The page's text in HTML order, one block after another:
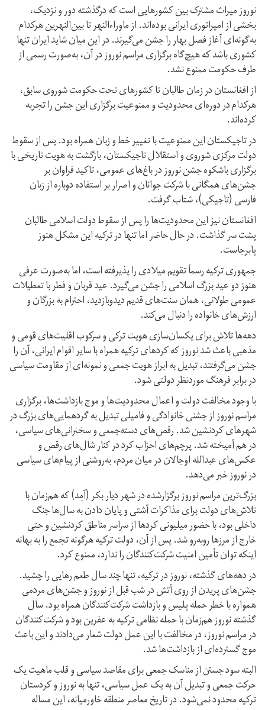
نوروز میراث مشترک بین کشورهایی است که درگذشته‌ دور و نزدیک،
بخشی از امپراتوری ایرانی بوده‌اند. از ماوراءالنهر تا بین‌النهرین هرکدام
به‌گونه‌ای آغاز فصل بهار را جشن می‌گیرند. در این میان شاید ایران تنها
کشوری باشد که هیچ‌گاه برگزاری مراسم نوروز در آن، به‌صورت رسمی از
طرف حکومت ممنوع نشد.
از افغانستان در زمان طالبان تا کشورهای تحت حکومت شوروی سابق،
هرکدام در دوره‌ای محدودیت و ممنوعیت برگزاری این جشن را تجربه
کرده‌اند.
در تاجیکستان این ممنوعیت با تغییر خط و زبان همراه بود. پس از سقوط
دولت مرکزی شوروی و استقلال تاجیکستان، بازگشت به هویت تاریخی با
برگزاری باشکوه جشن نوروز در باغ‌های عمومی، تاکید فراوان بر
جشن‌های همگانی با شرکت جوانان و اصرار بر استفاده دوباره از زبان
فارسی (تاجیکی)، شتاب گرفت.
افغانستان نیز این محدودیت‌ها را پس از سقوط دولت اسلامی طالبان
پشت سر گذاشت. در حال حاضر اما تنها در ترکیه این مشکل هنوز
پابرجاست.
جمهوری ترکیه رسماً تقویم میلادی را پذیرفته است، اما به‌صورت عرفی
هنوز دو عید بزرگ اسلامی را جشن می‌گیرد. عید قربان و فطر با تعطیلات
عمومی طولانی، همان سنت‌های قدیم دیدوبازدید، احترام به بزرگان و
ارزش‌های خانواده را دنبال می‌کند.
دهه‌ها تلاش برای یکسان‌سازی هویت ترکی و سرکوب اقلیت‌های قومی و
مذهبی باعث شد نوروز که کردهای ترکیه همراه با سایر اقوام ایرانی، آن را
جشن می‌گرفتند، تبدیل به ابراز هویت جمعی و نمونه‌ای از مقاومت سیاسی
در برابر فرهنگ موردنظر دولتی شود.
با وجود مخالفت دولت و اعمال محدودیت‌ها و موج بازداشت‌ها، برگزاری
مراسم نوروز از جشنی خانوادگی و فامیلی تبدیل به گردهمایی‌های بزرگ در
شهرهای کردنشین شد. رقص‌های دسته‌جمعی و سخنرانی‌های سیاسی،
در هم‌ آمیخته شد. پرچم‌های احزاب کرد در کنار شال‌های رقص و
عکس‌های عبدالله اوجالان در میان مردم، به‌روشنی از پیام‌های سیاسی
در نوروز خبر می‌دهد.
بزرگ‌ترین مراسم نوروز برگزارشده در شهر دیار بکر (آمِد) که هم‌زمان با
تلاش‌های دولت برای مذاکرات آشتی و پایان دادن به سال‌ها جنگ
داخلی بود، با حضور میلیونی کردها از سراسر مناطق کردنشین و حتی
خارج از مرزها روبه‌رو شد. پس از آن، دولت ترکیه هرگونه تجمع را به بهانه
اینکه توان تأمین امنیت شرکت‌کنندگان را ندارد، ممنوع کرد.
در دهه‌های گذشته، نوروز در ترکیه، تنها چند سال طعم رهایی را چشید.
جشن‌های پریدن از روی آتش در شب قبل از نوروز و جشن‌های مردمی
همواره با خطر حمله پلیس و بازداشت شرکت‌کنندگان همراه بود. سال
گذشته نوروز هم‌زمان با حمله‌ نظامی ترکیه به عفرین بود و شرکت‌کنندگان
در مراسم نوروز، در مخالفت با این عمل دولت شعار می‌دادند و این باعث
موج گسترده‌ای از بازداشت‌ها شد.
البته سود جستن از مناسک جمعی برای مقاصد سیاسی و قلب ماهیت یک
حرکت جمعی و تبدیل آن به یک عمل سیاسی، تنها به نوروز و کردستان
ترکیه محدود نمی‌شود. در تاریخ معاصر منطقه خاورمیانه، این مساله